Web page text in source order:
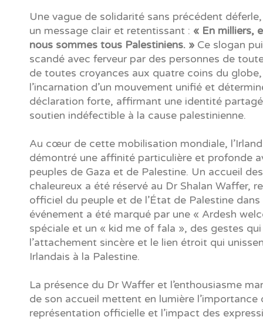
Une vague de solidarité sans précédent
un message clair et retentissant : « En milliers,
nous sommes tous Palestiniens. » Ce slogan
scandé avec ferveur par des personnes de
de toutes croyances aux quatre coins du
l’incarnation d’un mouvement unifié et
déclaration forte, affirmant une identité
soutien indéfectible à la cause palestinienne.
Au cœur de cette mobilisation mondiale,
démontré une affinité particulière et profonde
peuples de Gaza et de Palestine. Un accueil
chaleureux a été réservé au Dr Shalan Waffer,
officiel du peuple et de l’État de Palestine dans
événement a été marqué par une « Ardesh
spéciale et un « kid me of fala », des gestes
l’attachement sincère et le lien étroit qui
Irlandais à la Palestine.
La présence du Dr Waffer et l’enthousiasme
de son accueil mettent en lumière l’importance
représentation officielle et l’impact des